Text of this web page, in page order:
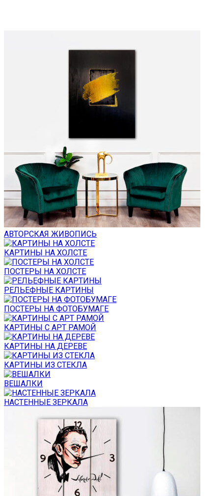
АВТОРСКАЯ ЖИВОПИСЬ
КАРТИНЫ НА ХОЛСТЕ
ПОСТЕРЫ НА ХОЛСТЕ
РЕЛЬЕФНЫЕ КАРТИНЫ
ПОСТЕРЫ НА ФОТОБУМАГЕ
КАРТИНЫ С АРТ РАМОЙ
КАРТИНЫ НА ДЕРЕВЕ
КАРТИНЫ ИЗ СТЕКЛА
ВЕШАЛКИ
НАСТЕННЫЕ ЗЕРКАЛА